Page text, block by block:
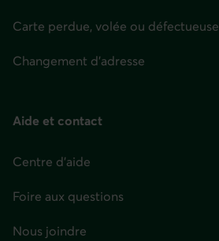
Carte perdue, volée ou défectueuse
Changement d'adresse
Aide et contact
Centre d'aide
Foire aux questions
Nous joindre